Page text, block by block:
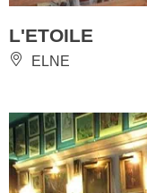
L'ETOILE
ELNE